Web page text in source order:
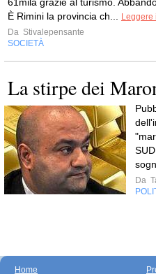
È Rimini la provincia ch...
Leggere
Da Stivalepensante
SOCIETÀ
La stirpe dei
Da
Home